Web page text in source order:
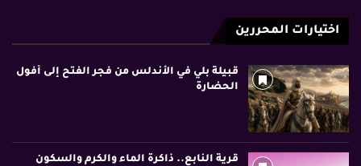
اختيارات المحررين
قبيلة بلي في الأندلس من فجر الفتح إلى أفول
الحضارة
قرية النابع.. ذاكرة الماء والكرم والسكون